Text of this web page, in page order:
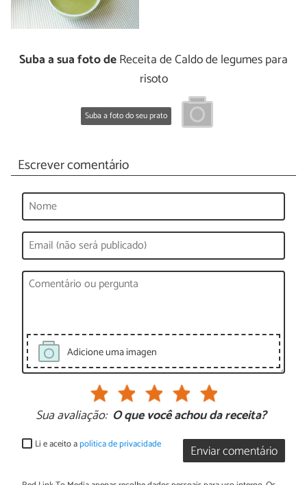
Suba a sua foto deReceita de Caldo de legumes para
risoto
Suba a foto do seu prato
Escrever comentário
Adicione uma imagen
Sua avaliação: O que você achou da receita?
Enviar comentário
Li e aceito apolítica de privacidade